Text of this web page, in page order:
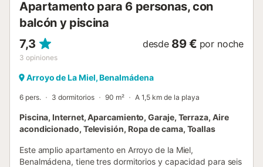
Apartamento para 6 personas, con
balcón y piscina
7,3
3 opiniones
desde 89 € por noche
Arroyo de La Miel, Benalmádena
6 pers. 3 dormitorios 90 m² A 1,5 km de la playa
Piscina, Internet, Aparcamiento, Garaje, Terraza, Aire
acondicionado, Televisión, Ropa de cama, Toallas
Este amplio apartamento en Arroyo de la Miel,
Benalmádena, tiene tres dormitorios y capacidad para seis